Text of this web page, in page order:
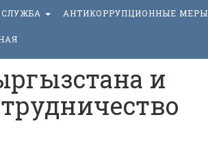
АНТИКОРРУПЦИОННЫЕ МЕРЫ
и